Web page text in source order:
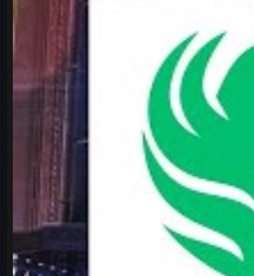
Pengantar: Kenapa
Pertandingan Team FalconsvsTeam
ropz . Di atas kertas, Vitality
CS2.
LANXESS Arena, yang selama
klimaks. Bagi banyak fans, inilah
Kisah ropz dan karrigan:
Untuk benar-benar memahami kenapa
, untuk bergabung denganVitality
sempurna.